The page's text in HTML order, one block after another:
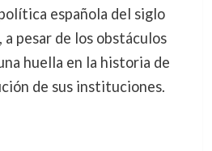
española del siglo
pesar de los obstáculos
huella en la historia de
de sus instituciones.